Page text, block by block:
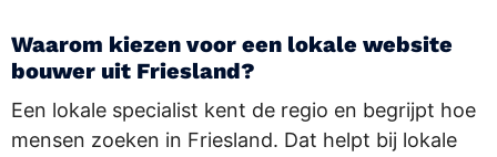
Waarom kiezen voor een lokale website
bouwer uit Friesland?
Een lokale specialist kent de regio en begrijpt hoe
mensen zoeken in Friesland. Dat helpt bij lokale